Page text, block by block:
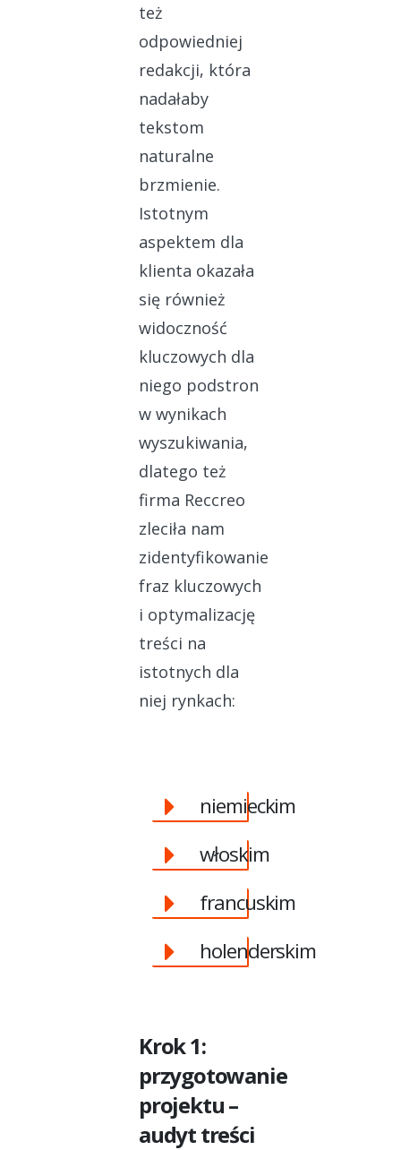
też
odpowiedniej
redakcji, która
nadałaby
tekstom
naturalne
brzmienie.
Istotnym
aspektem dla
klienta okazała
się również
widoczność
kluczowych dla
niego podstron
w wynikach
wyszukiwania,
dlatego też
firma Reccreo
zleciła nam
zidentyfikowanie
fraz kluczowych
i optymalizację
treści na
istotnych dla
niej rynkach:
niemieckim
włoskim
francuskim
holenderskim
Krok 1:
przygotowanie
projektu –
audyt treści